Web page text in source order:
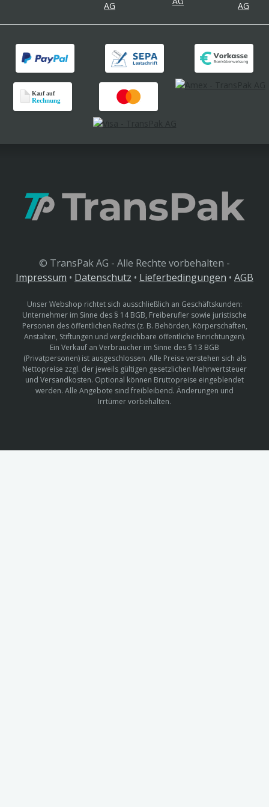
© TransPak AG - Alle Rechte vorbehalten -
Impressum • Datenschutz • Lieferbedingungen • AGB
Unser Webshop richtet sich ausschließlich an Geschäftskunden:
Unternehmer im Sinne des § 14 BGB, Freiberufler sowie juristische
Personen des öffentlichen Rechts (z. B. Behörden, Körperschaften,
Anstalten, Stiftungen und vergleichbare öffentliche Einrichtungen).
Ein Verkauf an Verbraucher im Sinne des § 13 BGB
(Privatpersonen) ist ausgeschlossen. Alle Preise verstehen sich als
Nettopreise zzgl. der jeweils gültigen gesetzlichen Mehrwertsteuer
und Versandkosten. Optional können Bruttopreise eingeblendet
werden. Alle Angebote sind freibleibend. Änderungen und
Irrtümer vorbehalten.